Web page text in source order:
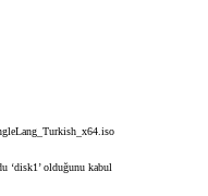
‘disk1’ olduğunu kabul